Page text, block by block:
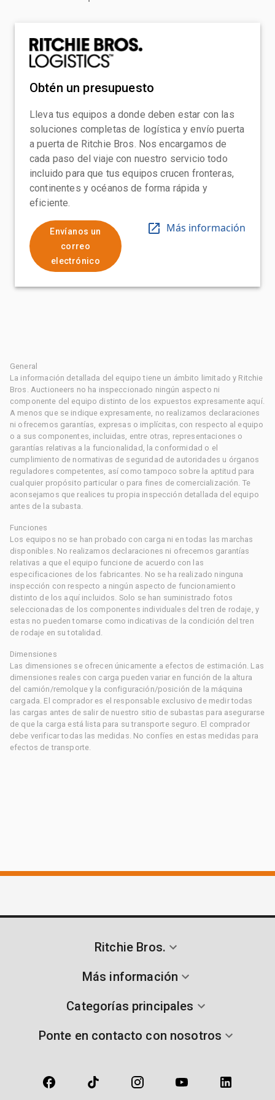
Obtén un presupuesto
Lleva tus equipos a donde deben estar con las
soluciones completas de logística y envío puerta
a puerta de Ritchie Bros. Nos encargamos de
cada paso del viaje con nuestro servicio todo
incluido para que tus equipos crucen fronteras,
continentes y océanos de forma rápida y
eficiente.
Envíanos un
correo
electrónico
Más información
General
La información detallada del equipo tiene un ámbito limitado y Ritchie
Bros. Auctioneers no ha inspeccionado ningún aspecto ni
componente del equipo distinto de los expuestos expresamente aquí.
A menos que se indique expresamente, no realizamos declaraciones
ni ofrecemos garantías, expresas o implícitas, con respecto al equipo
o a sus componentes, incluidas, entre otras, representaciones o
garantías relativas a la funcionalidad, la conformidad o el
cumplimiento de normativas de seguridad de autoridades u órganos
reguladores competentes, así como tampoco sobre la aptitud para
cualquier propósito particular o para fines de comercialización. Te
aconsejamos que realices tu propia inspección detallada del equipo
antes de la subasta.
Funciones
Los equipos no se han probado con carga ni en todas las marchas
disponibles. No realizamos declaraciones ni ofrecemos garantías
relativas a que el equipo funcione de acuerdo con las
especificaciones de los fabricantes. No se ha realizado ninguna
inspección con respecto a ningún aspecto de funcionamiento
distinto de los aquí incluidos. Solo se han suministrado fotos
seleccionadas de los componentes individuales del tren de rodaje, y
estas no pueden tomarse como indicativas de la condición del tren
de rodaje en su totalidad.
Dimensiones
Las dimensiones se ofrecen únicamente a efectos de estimación. Las
dimensiones reales con carga pueden variar en función de la altura
del camión/remolque y la configuración/posición de la máquina
cargada. El comprador es el responsable exclusivo de medir todas
las cargas antes de salir de nuestro sitio de subastas para asegurarse
de que la carga está lista para su transporte seguro. El comprador
debe verificar todas las medidas. No confíes en estas medidas para
efectos de transporte.
Ritchie Bros.
Más información
Categorías principales
Ponte en contacto con nosotros